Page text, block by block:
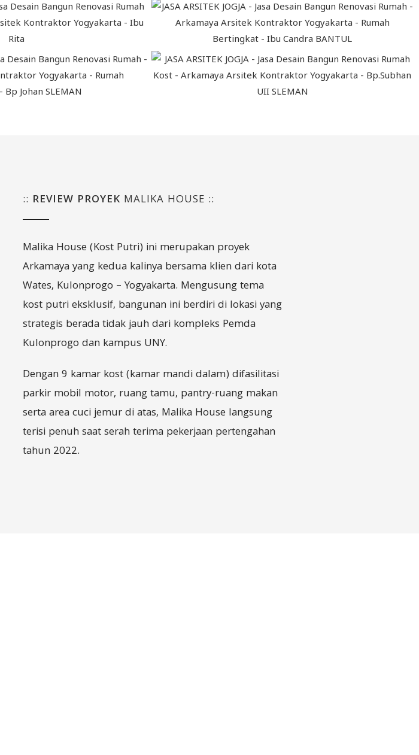
:: REVIEW PROYEK MALIKA HOUSE ::
Malika House (Kost Putri) ini merupakan proyek
Arkamaya yang kedua kalinya bersama klien dari kota
Wates, Kulonprogo – Yogyakarta. Mengusung tema
kost putri eksklusif, bangunan ini berdiri di lokasi yang
strategis berada tidak jauh dari kompleks Pemda
Kulonprogo dan kampus UNY.
Dengan 9 kamar kost (kamar mandi dalam) difasilitasi
parkir mobil motor, ruang tamu, pantry-ruang makan
serta area cuci jemur di atas, Malika House langsung
terisi penuh saat serah terima pekerjaan pertengahan
tahun 2022.